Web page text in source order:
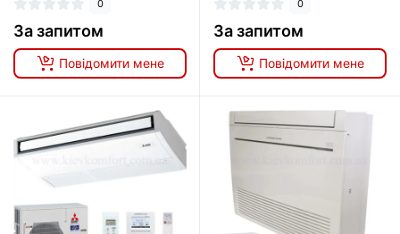
0
За запитом
Повідомити мене
0
За запитом
Повідомити мене